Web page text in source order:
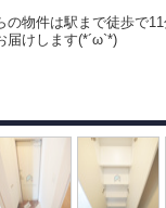
物件は駅まで徒歩で
届けします(*´ω`*)